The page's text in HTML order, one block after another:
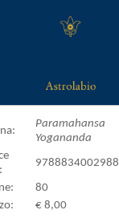
Paramahansa
Yogananda
9788834002988
80
€ 8,00